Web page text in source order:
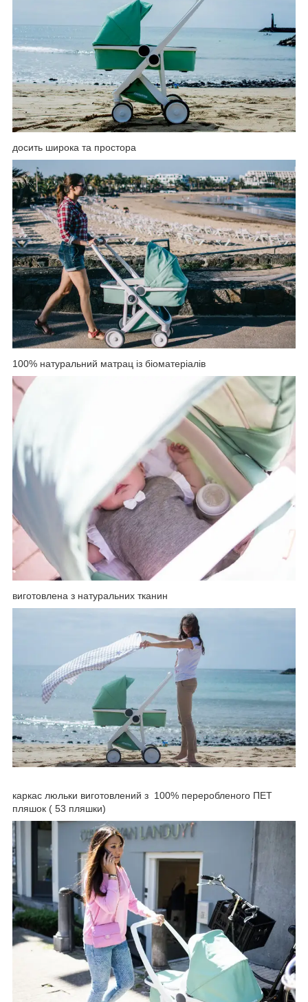
досить широка та простора
100% натуральний матрац із біоматеріалів
виготовлена з натуральних тканин
каркас люльки виготовлений з 100% переробленого ПЕТ
пляшок ( 53 пляшки)